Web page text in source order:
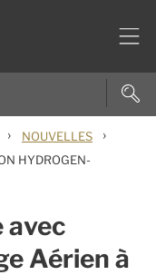
› NOUVELLES ›
HYDROGEN-
avec
Aérien à